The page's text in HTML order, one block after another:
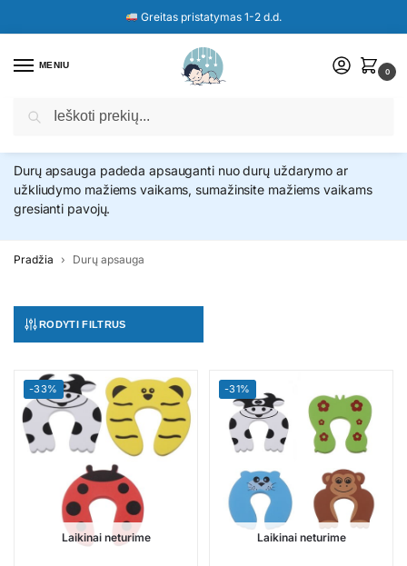
Greitas pristatymas 1-2 d.d.
MENIU
0
Durų apsauga padeda apsauganti nuo durų uždarymo ar
užkliudymo mažiems vaikams, sumažinsite mažiems vaikams
gresianti pavojų.
Pradžia Durų apsauga
RODYTI FILTRUS
-33%
Laikinai neturime
-31%
Laikinai neturime